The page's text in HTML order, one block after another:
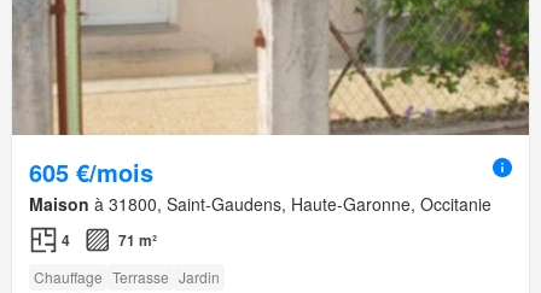
605 €/mois
Maison à 31800, Saint-Gaudens, Haute-Garonne, Occitanie
4 71 m²
Chauffage Terrasse Jardin